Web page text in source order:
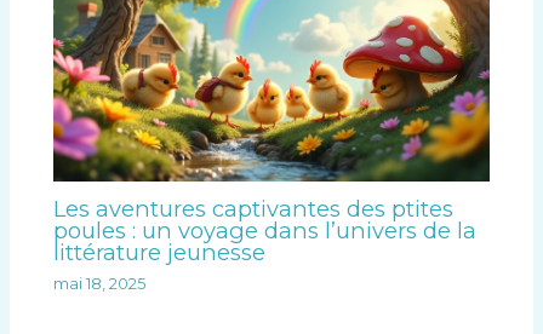
Les aventures captivantes des ptites
poules : un voyage dans l’univers de la
littérature jeunesse
mai 18, 2025